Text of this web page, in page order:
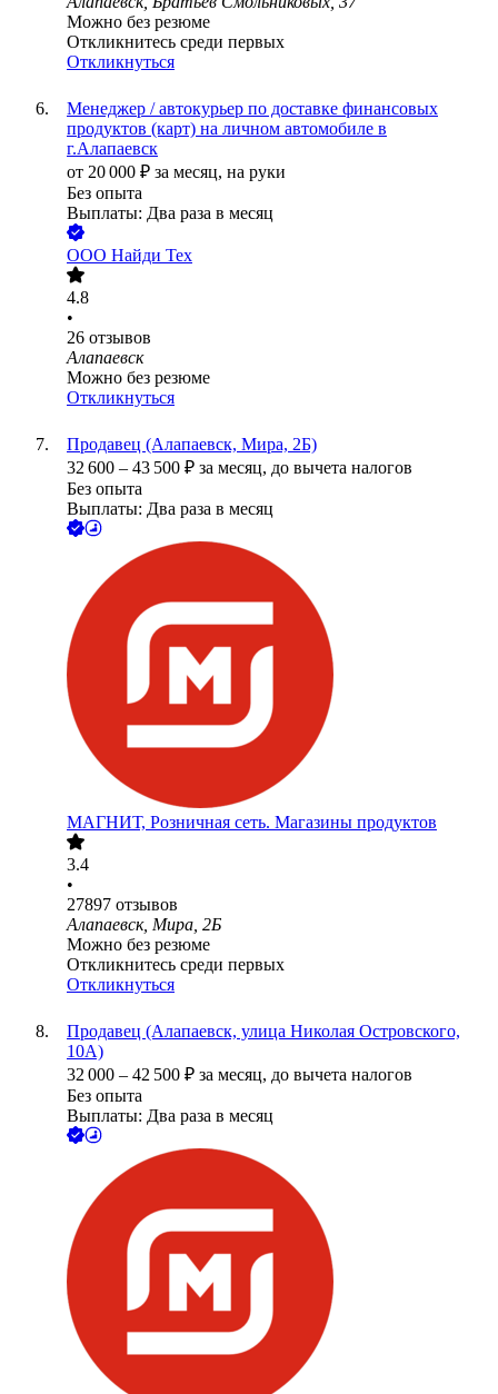
Можно без резюме
Откликнитесь среди первых
Откликнуться
Менеджер / автокурьер по доставке финансовых
продуктов (карт) на личном автомобиле в
г.Алапаевск
от 20 000 ₽ за месяц, на руки
Без опыта
Выплаты: Два раза в месяц
ООО Найди Тех
4.8
•
26 отзывов
Алапаевск
Можно без резюме
Откликнуться
Продавец (Алапаевск, Мира, 2Б)
32 600 – 43 500 ₽ за месяц, до вычета налогов
Без опыта
Выплаты: Два раза в месяц
МАГНИТ, Розничная сеть. Магазины продуктов
3.4
•
27897 отзывов
Алапаевск, Мира, 2Б
Можно без резюме
Откликнитесь среди первых
Откликнуться
Продавец (Алапаевск, улица Николая Островского,
10А)
32 000 – 42 500 ₽ за месяц, до вычета налогов
Без опыта
Выплаты: Два раза в месяц